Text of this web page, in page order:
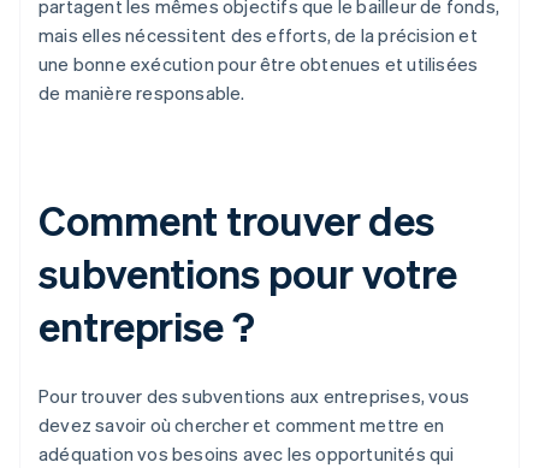
partagent les mêmes objectifs que le bailleur de fonds,
mais elles nécessitent des efforts, de la précision et
une bonne exécution pour être obtenues et utilisées
de manière responsable.
Comment trouver des
subventions pour votre
entreprise ?
Pour trouver des subventions aux entreprises, vous
devez savoir où chercher et comment mettre en
adéquation vos besoins avec les opportunités qui